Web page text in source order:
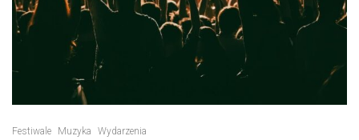
Festiwale Muzyka Wydarzenia